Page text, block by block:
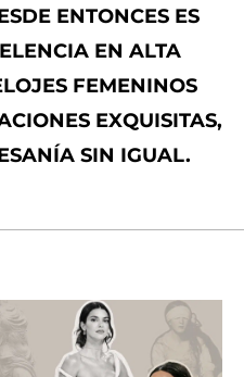
ENTONCES ES
EN ALTA
FEMENINOS
EXQUISITAS,
SIN IGUAL.